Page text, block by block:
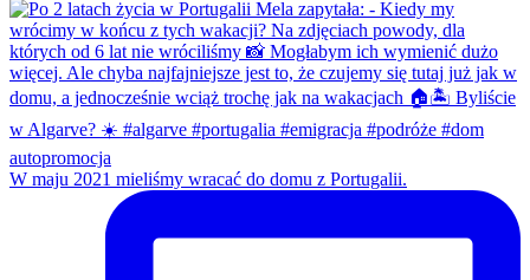
W maju 2021 mieliśmy wracać do domu z Portugalii.